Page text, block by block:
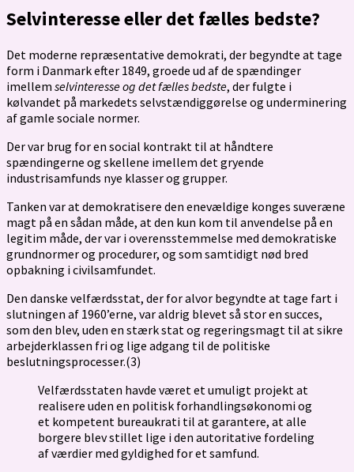
Selvinteresse eller det fælles bedste?
Det moderne repræsentative demokrati, der begyndte at tage
form i Danmark efter 1849, groede ud af de spændinger
imellem selvinteresse og det fælles bedste, der fulgte i
kølvandet på markedets selvstændiggørelse og underminering
af gamle sociale normer.
Der var brug for en social kontrakt til at håndtere
spændingerne og skellene imellem det gryende
industrisamfunds nye klasser og grupper.
Tanken var at demokratisere den enevældige konges suveræne
magt på en sådan måde, at den kun kom til anvendelse på en
legitim måde, der var i overensstemmelse med demokratiske
grundnormer og procedurer, og som samtidigt nød bred
opbakning i civilsamfundet.
Den danske velfærdsstat, der for alvor begyndte at tage fart i
slutningen af 1960’erne, var aldrig blevet så stor en succes,
som den blev, uden en stærk stat og regeringsmagt til at sikre
arbejderklassen fri og lige adgang til de politiske
beslutningsprocesser.(3)
Velfærdsstaten havde været et umuligt projekt at
realisere uden en politisk forhandlingsøkonomi og
et kompetent bureaukrati til at garantere, at alle
borgere blev stillet lige i den autoritative fordeling
af værdier med gyldighed for et samfund.